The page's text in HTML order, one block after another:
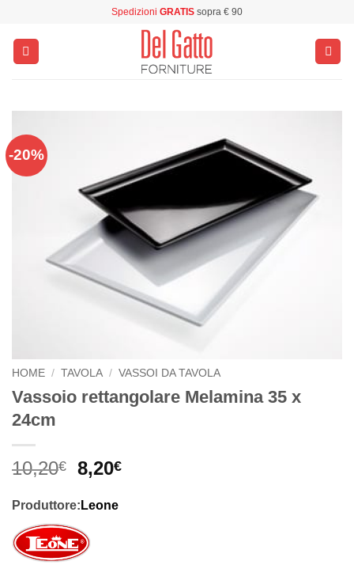
contenuti
Spedizioni GRATIS sopra € 90
-20%
HOME / TAVOLA / VASSOI DA TAVOLA
Vassoio rettangolare Melamina 35 x
24cm
10,20€
Il
originale
era:
10,20€.
8,20€Il
Produttore: Leone